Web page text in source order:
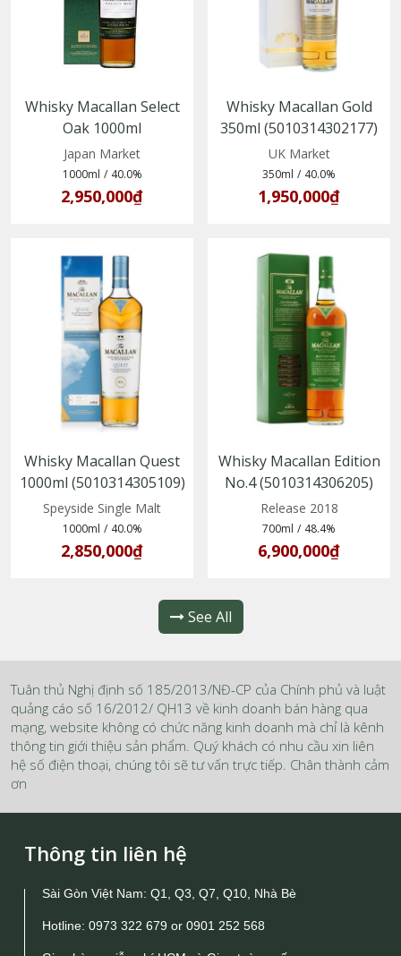
Whisky Macallan Select
Oak 1000ml
(5010314078003)
Japan Market
1000ml / 40.0%
2,950,000₫
Whisky Macallan Gold
350ml (5010314302177)
UK Market
350ml / 40.0%
1,950,000₫
Whisky Macallan Quest
1000ml (5010314305109)
Speyside Single Malt
1000ml / 40.0%
2,850,000₫
Whisky Macallan Edition
No.4 (5010314306205)
Release 2018
700ml / 48.4%
6,900,000₫
See All
Tuân thủ Nghị định số 185/2013/NĐ-CP của Chính phủ và luật
quảng cáo số 16/2012/ QH13 về kinh doanh bán hàng qua
mạng, website không có chức năng kinh doanh mà chỉ là kênh
thông tin giới thiệu sản phẩm. Quý khách có nhu cầu xin liên
hệ số điện thoại, chúng tôi sẽ tư vấn trực tiếp. Chân thành cảm
ơn
Thông tin liên hệ
Sài Gòn Việt Nam: Q1, Q3, Q7, Q10, Nhà Bè
Hotline: 0973 322 679 or 0901 252 568